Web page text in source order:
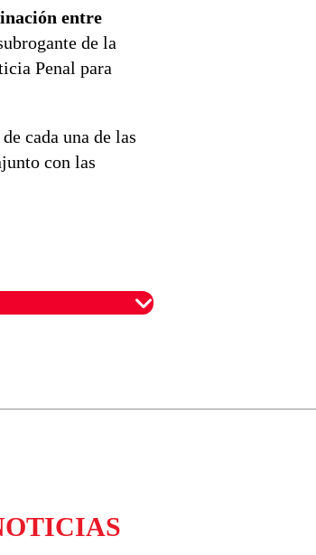
entre
de la
Penal para
cada una de las
con las